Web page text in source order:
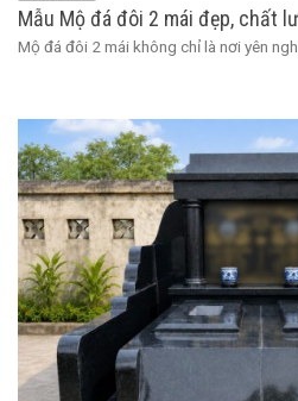
Mẫu Mộ đá đôi 2 mái đẹp, chất
Mộ đá đôi 2 mái không chỉ là nơi yên